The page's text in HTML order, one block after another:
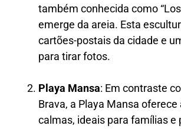
também conhecida como
emerge da areia. Esta
cartões-postais da cidade e
para tirar fotos.
Playa Mansa: Em contraste
Brava, a Playa Mansa
calmas, ideais para famílias e